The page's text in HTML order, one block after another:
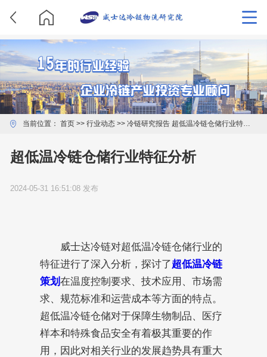
当前位置： 首页>> 行业动态>> 冷链研究报告 超低温冷链仓储行业特征分析
超低温冷链仓储行业特征分析
2024-05-31 16:51:08发布
威士达冷链对超低温冷链仓储行业的
特征进行了深入分析，探讨了超低温冷链
策划在温度控制要求、技术应用、市场需
求、规范标准和运营成本等方面的特点。
超低温冷链仓储对于保障生物制品、医疗
样本和特殊食品安全有着极其重要的作
用，因此对相关行业的发展趋势具有重大